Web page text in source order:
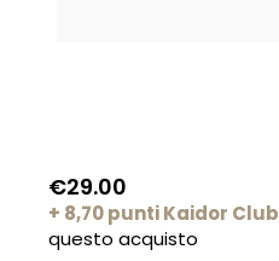
€29.00
+ 8,70 punti Kaidor Club
questo acquisto